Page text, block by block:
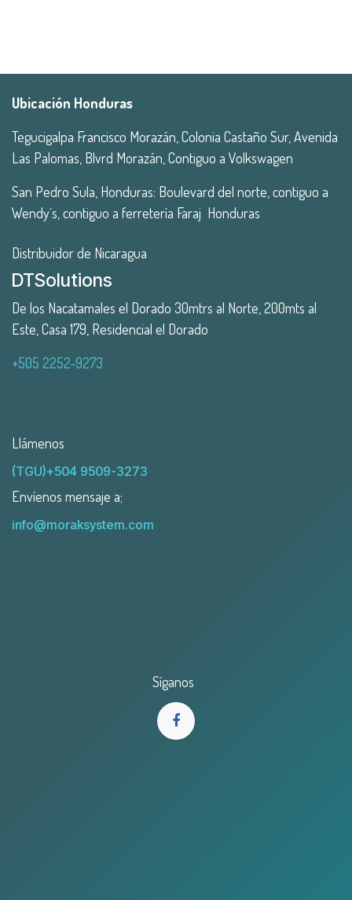
Ubicación Honduras
Tegucigalpa Francisco Morazán, Colonia Castaño Sur, Avenida
Las Palomas, Blvrd Morazán, Contiguo a Volkswagen
San Pedro Sula, Honduras: Boulevard del norte, contiguo a
Wendy´s, contiguo a ferretería Faraj Honduras
Distribuidor de Nicaragua
DTSolutions
De los Nacatamales el Dorado 30mtrs al Norte, 200mts al
Este, Casa 179, Residencial el Dorado
+505 2252-9273
Llámenos
(TGU)+504 9509-3273
Envíenos mensaje a;
info@moraksystem.com
Síganos